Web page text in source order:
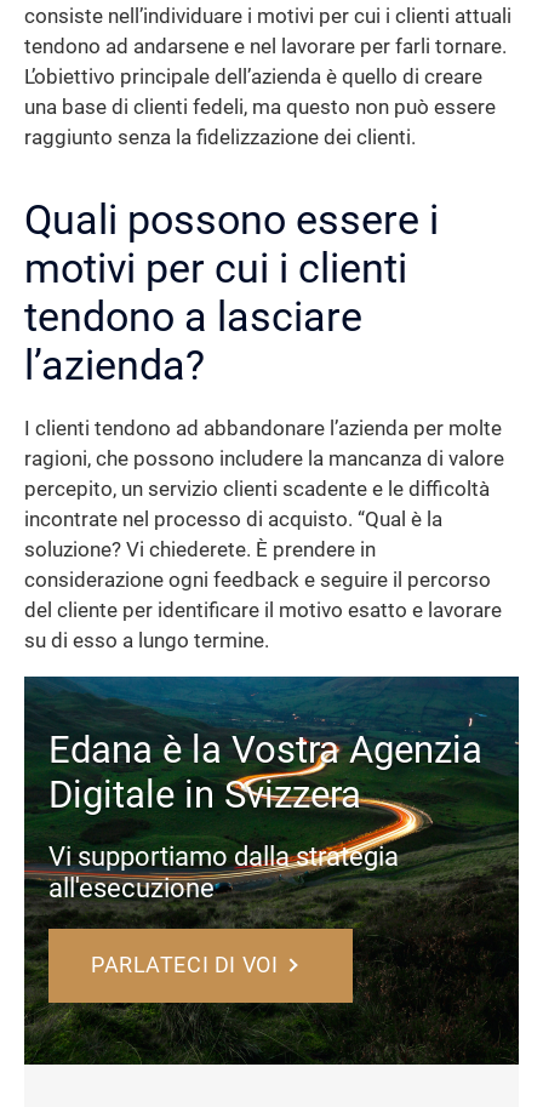
consiste nell’individuare i motivi per cui i clienti attuali
tendono ad andarsene e nel lavorare per farli tornare.
L’obiettivo principale dell’azienda è quello di creare
una base di clienti fedeli, ma questo non può essere
raggiunto senza la fidelizzazione dei clienti.
Quali possono essere i
motivi per cui i clienti
tendono a lasciare
l’azienda?
I clienti tendono ad abbandonare l’azienda per molte
ragioni, che possono includere la mancanza di valore
percepito, un servizio clienti scadente e le difficoltà
incontrate nel processo di acquisto. “Qual è la
soluzione? Vi chiederete. È prendere in
considerazione ogni feedback e seguire il percorso
del cliente per identificare il motivo esatto e lavorare
su di esso a lungo termine.
Edana è la Vostra Agenzia
Digitale in Svizzera
Vi supportiamo dalla strategia
all'esecuzione
PARLATECI DI VOI